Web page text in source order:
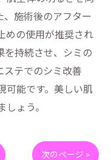
施術後のアフター
めの使用が推奨され
を持続させ、シミの
テでのシミ改善
可能です。美しい肌
ょう。
次のページ >